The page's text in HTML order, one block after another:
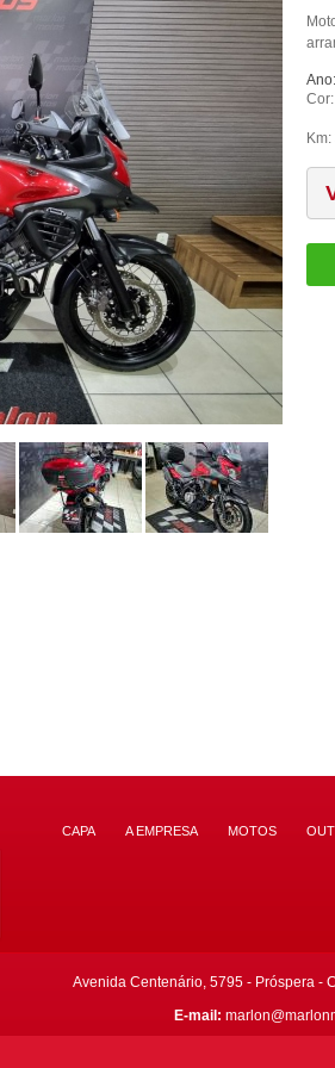
CAPA A EMPRESA MOTOS
Avenida Centenário, 5795 - Próspera -
E-mail: